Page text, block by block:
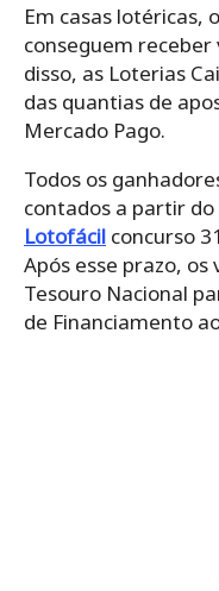
Em casas lotéricas,
conseguem receber
disso, as Loterias
das quantias de
Mercado Pago.
Todos os
contados a partir
Lotofácil concurso
Após esse prazo,
Tesouro Nacional
de Financiamento